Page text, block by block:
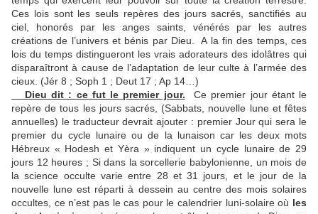
Ces lois sont les seuls repères des jours sacrés, sanctifiés au
ciel, honorés par les anges saints, vénérés par les autres
créations de l’univers et bénis par Dieu. A la fin des temps, ces
lois du temps distingueront les vrais adorateurs des idolâtres qui
disparaîtront à cause de l’adaptation de leur culte à l’armée des
cieux. (Jér 8 ; Soph 1 ; Deut 17 ; Ap 14…)
Dieu dit : ce fut le premier jour. Ce premier jour étant le
repère de tous les jours sacrés, (Sabbats, nouvelle lune et fêtes
annuelles) le traducteur devrait ajouter : premier Jour qui sera le
premier du cycle lunaire ou de la lunaison car les deux mots
Hébreux « Hodesh et Yèra » indiquent un cycle lunaire de 29
jours 12 heures ; Si dans la sorcellerie babylonienne, un mois de
la science occulte varie entre 28 et 31 jours, et le jour de la
nouvelle lune est réparti à dessein au centre des mois solaires
occultes, ce n’est pas le cas pour le calendrier luni-solaire où les